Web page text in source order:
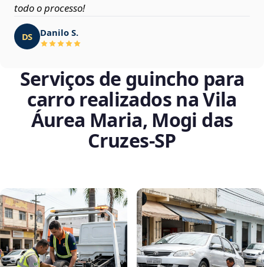
todo o processo!
DS Danilo S.
Serviços de guincho para
carro realizados na Vila
Áurea Maria, Mogi das
Cruzes‑SP